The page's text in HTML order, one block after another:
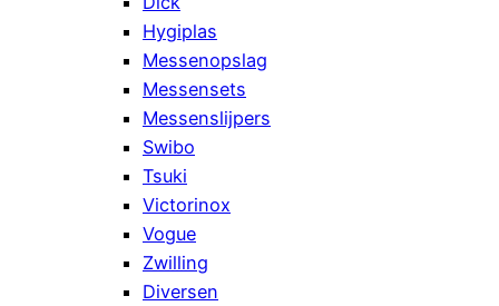
Hygiplas
Messenopslag
Messensets
Messenslijpers
Swibo
Tsuki
Victorinox
Vogue
Zwilling
Diversen